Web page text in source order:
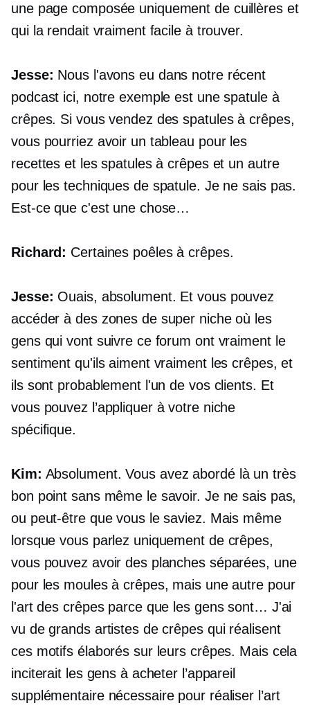
une page composée uniquement de cuillères et
qui la rendait vraiment facile à trouver.
Jesse: Nous l'avons eu dans notre récent
podcast ici, notre exemple est une spatule à
crêpes. Si vous vendez des spatules à crêpes,
vous pourriez avoir un tableau pour les
recettes et les spatules à crêpes et un autre
pour les techniques de spatule. Je ne sais pas.
Est-ce que c'est une chose…
Richard: Certaines poêles à crêpes.
Jesse: Ouais, absolument. Et vous pouvez
accéder à des zones de super niche où les
gens qui vont suivre ce forum ont vraiment le
sentiment qu'ils aiment vraiment les crêpes, et
ils sont probablement l'un de vos clients. Et
vous pouvez l’appliquer à votre niche
spécifique.
Kim: Absolument. Vous avez abordé là un très
bon point sans même le savoir. Je ne sais pas,
ou peut-être que vous le saviez. Mais même
lorsque vous parlez uniquement de crêpes,
vous pouvez avoir des planches séparées, une
pour les moules à crêpes, mais une autre pour
l'art des crêpes parce que les gens sont… J'ai
vu de grands artistes de crêpes qui réalisent
ces motifs élaborés sur leurs crêpes. Mais cela
inciterait les gens à acheter l’appareil
supplémentaire nécessaire pour réaliser l’art